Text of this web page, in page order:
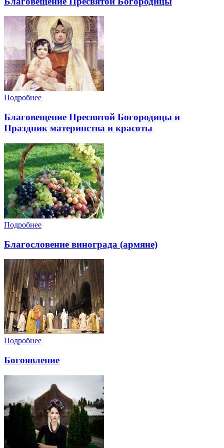
Подробнее
Благовещение Пресвятой Богородицы и
Праздник материнства и красоты
Подробнее
Благословение винограда (армяне)
Подробнее
Богоявление